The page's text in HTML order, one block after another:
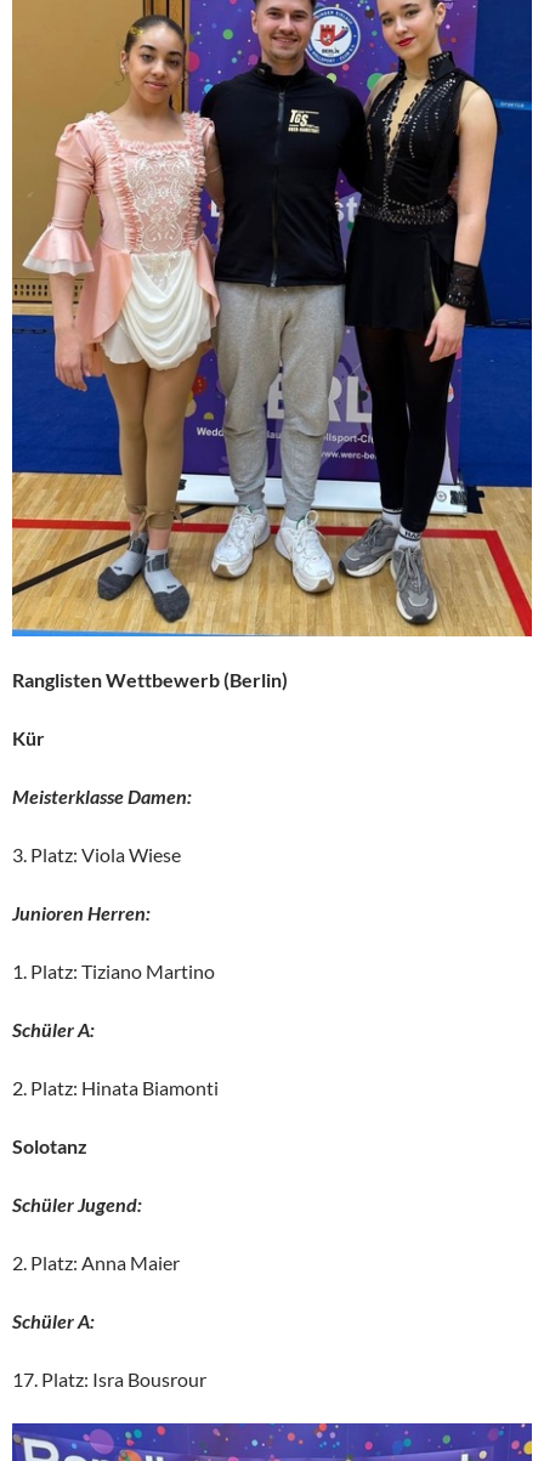
Ranglisten Wettbewerb (Berlin)
Kür
Meisterklasse Damen:
3. Platz: Viola Wiese
Junioren Herren:
1. Platz: Tiziano Martino
Schüler A:
2. Platz: Hinata Biamonti
Solotanz
Schüler Jugend:
2. Platz: Anna Maier
Schüler A:
17. Platz: Isra Bousrour